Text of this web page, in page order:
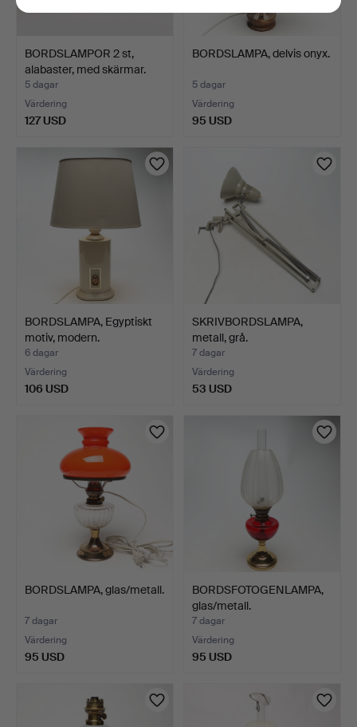
BORDSLAMPOR 2 st,
alabaster, med skärmar.
5 dagar
Värdering
127 USD
BORDSLAMPA, delvis onyx.
5 dagar
Värdering
95 USD
BORDSLAMPA, Egyptiskt
motiv, modern.
6 dagar
Värdering
106 USD
SKRIVBORDSLAMPA,
metall, grå.
7 dagar
Värdering
53 USD
BORDSLAMPA, glas/metall.
7 dagar
Värdering
95 USD
BORDSFOTOGENLAMPA,
glas/metall.
7 dagar
Värdering
95 USD